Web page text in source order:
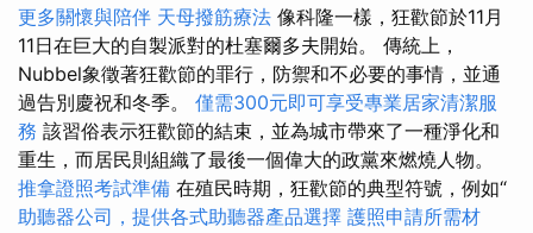
更多關懷與陪伴 天母撥筋療法 像科隆一樣，狂歡節於11月
11日在巨大的自製派對的杜塞爾多夫開始。 傳統上，
Nubbel象徵著狂歡節的罪行，防禦和不必要的事情，並通
過告別慶祝和冬季。 僅需300元即可享受專業居家清潔服
務 該習俗表示狂歡節的結束，並為城市帶來了一種淨化和
重生，而居民則組織了最後一個偉大的政黨來燃燒人物。
推拿證照考試準備 在殖民時期，狂歡節的典型符號，例如“
助聽器公司，提供各式助聽器產品選擇 護照申請所需材